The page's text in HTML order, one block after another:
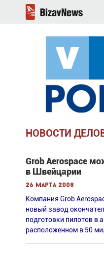
НОВОСТИ
Grob Aerospace
в Швейцарии
26 марта 2008
Компания Grob
новый завод
подготовки пилотов в
расположенном в 50